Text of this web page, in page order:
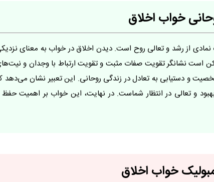
خواب اخلاق
از رشد و تعالی روح است. دیدن اخلاق در خواب به معنای
است نشانگر تقویت صفات مثبت و تقویت ارتباط با وجدان و
و دستیابی به تعادل در زندگی روحانی. این تعبیر نشان می‌دهد
و تعالی در انتظار شماست. در نهایت، این خواب بر اهمیت
خواب اخلاق